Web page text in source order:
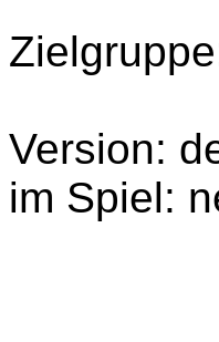
Version:
im Spiel: